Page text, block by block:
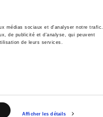
médias sociaux et d'analyser notre trafic.
de publicité et d'analyse, qui peuvent
de leurs services.
Afficher les détails